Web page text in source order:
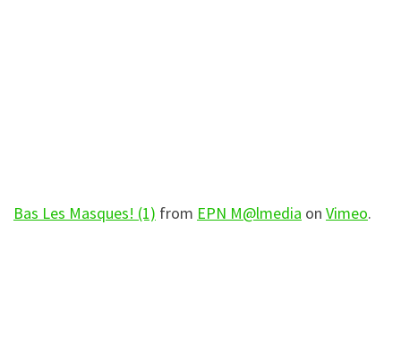
Bas Les Masques! (1) from EPN M@lmedia on Vimeo.